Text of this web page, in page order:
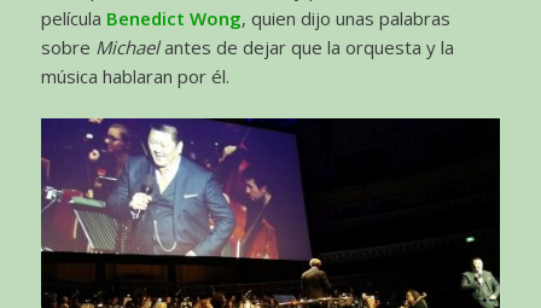
película Benedict Wong, quien dijo unas palabras
sobre Michaelantes de dejar que la orquesta y la
música hablaran por él.